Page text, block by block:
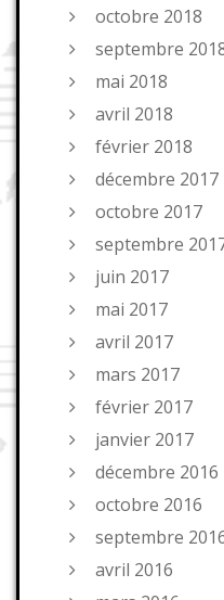
octobre 2018
septembre
mai 2018
avril 2018
février 2018
décembre 2017
octobre 2017
septembre
juin 2017
mai 2017
avril 2017
mars 2017
février 2017
janvier 2017
décembre 2016
octobre 2016
septembre
avril 2016